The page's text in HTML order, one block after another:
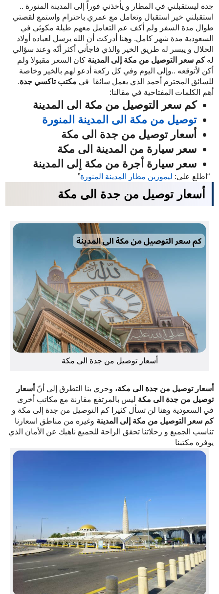
جدة ليستقبلني في المطار و يأخذني فوراً إلى المدينة المنورة ..
استقبلني خير استقبال وتعامل مع عمري باحترام واستمع لقصتي
طوال مدة السفر ولم أكف عم التعامل معهم طيلة مكوثي في
السعودية مدة شهر كامل. وهنا أدركت أن الله يرسل لعباده أولاد
الحلال و ييسر له طريق الخير والذي فاجأني أكثر أنّه وعند سؤالي
لهكم سعر التوصيل من مكة إلى المدينةكان السعر مقبولا ولم
أكن لأتوقعه ..وإلى اليوم وفي كل ركعة أدعو لهم بالخير وخاصة
للسائق المحترم أحمد الذي يعمل سائقا في مكتب تاكسي جدة.
أهم الكلمات المفتاحية في مقالنا:
كم سعر التوصيل من مكة الى المدينة
توصيل من مكة الى المدينة المنورة
أسعار توصيل من جدة الى مكة
سعر سيارة من المدينة الى مكة
سعر سيارة أجرة من مكة إلى المدينة
“اطلع على: ليموزين مطار المدينة المنورة”
أسعار توصيل من جدة الى مكة
أسعار توصيل من جدة الى مكة
أسعار توصيل من جدة الى مكة، وحري بنا التطرق إلى أنّ أسعار
توصيل من جدة الى مكة ليس بالمرتفع مقارنة مع مكاتب أخرى
في السعودية وهنا لن تسأل كثيرا كم التوصيل من جدة إلى مكة و
كم سعر التوصيل من مكة إلى المدينة وغيره من مناطق اسعارنا
تناسب الجميع و رحلاتنا تحقق الراحة للجميع ناهيك عن الأمان الذي
يوفره مكتبنا